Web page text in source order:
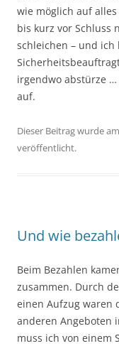
wie möglich auf
bis kurz vor Schluss
schleichen – und
irgendwo abstürze
auf.
Dieser Beitrag wurde am
veröffentlicht.
Und wie
Beim Bezahlen
zusammen. Durch
einen Aufzug waren
anderen Angeboten
muss ich von einem